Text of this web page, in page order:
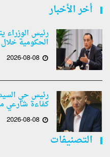
أخر الأخبار
رئيس الوزراء
الحكومية
2026-08-08
رئيس حي
كفاءة شارعي
2026-08-08
التصنيفات